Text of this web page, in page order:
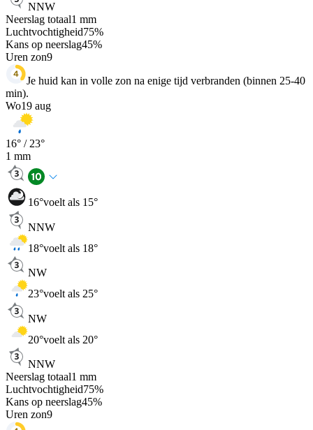
NNW
Neerslag totaal1 mm
Luchtvochtigheid75%
Kans op neerslag45%
Uren zon9
Je huid kan in volle zon na enige tijd verbranden (binnen 25-40
min).
Wo19 aug
16° / 23°
1 mm
16°voelt als 15°
NNW
18°voelt als 18°
NW
23°voelt als 25°
NW
20°voelt als 20°
NNW
Neerslag totaal1 mm
Luchtvochtigheid75%
Kans op neerslag45%
Uren zon9